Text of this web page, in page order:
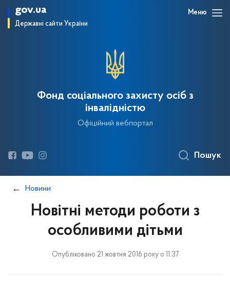
gov.ua
Державні сайти України
Меню
Фонд соціального захисту осіб з
інвалідністю
Офіційний вебпортал
Пошук
Новини
Новітні методи роботи з
особливими дітьми
Опубліковано 21 жовтня 2016 року о 11:37